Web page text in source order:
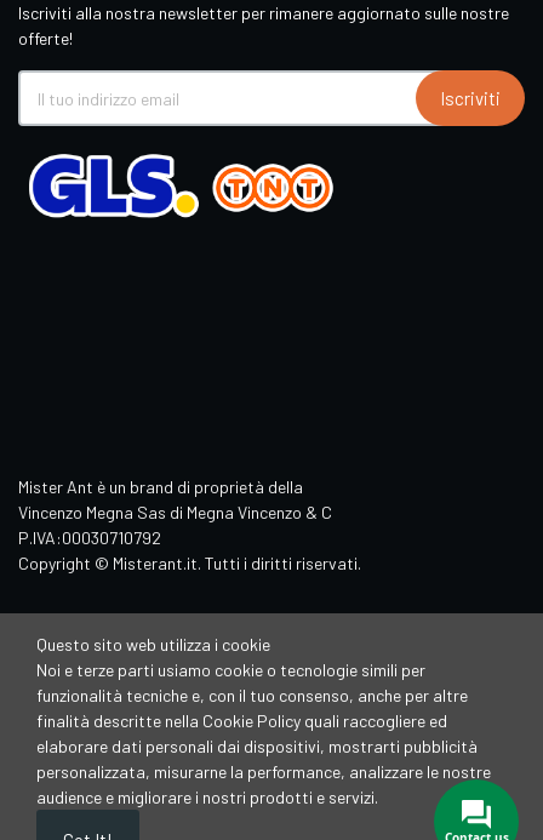
Iscriviti alla nostra newsletter per rimanere aggiornato sulle nostre
offerte!
Iscriviti
Mister Ant è un brand di proprietà della
Vincenzo Megna Sas di Megna Vincenzo & C
P.IVA:00030710792
Copyright © Misterant.it. Tutti i diritti riservati.
Questo sito web utilizza i cookie
Noi e terze parti usiamo cookie o tecnologie simili per
funzionalità tecniche e, con il tuo consenso, anche per altre
finalità descritte nella Cookie Policy quali raccogliere ed
elaborare dati personali dai dispositivi, mostrarti pubblicità
personalizzata, misurarne la performance, analizzare le nostre
audience e migliorare i nostri prodotti e servizi.